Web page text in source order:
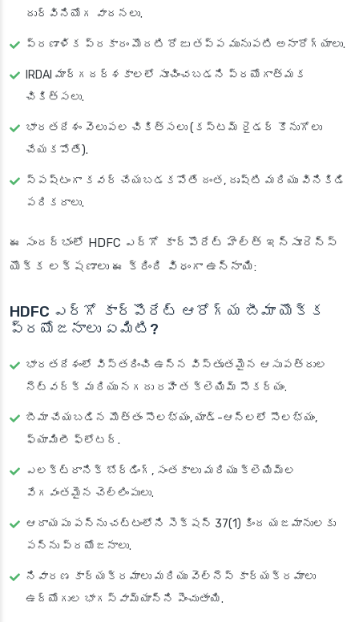
దుర్వినియోగ వాదనలు.
ప్రణాళిక ప్రకారం మొదటి రోజు తప్ప మునుపటి అనారోగ్యాలు.
IRDAI మార్గదర్శకాలలో సూచించబడని ప్రయోగాత్మక
చికిత్సలు.
భారతదేశం వెలుపల చికిత్సలు (కస్టమ్ రైడర్ కొనుగోలు
చేయకపోతే).
స్పష్టంగా కవర్ చేయబడకపోతే దంత, దృష్టి మరియు వినికిడి
పరికరాలు.
ఈ సందర్భంలో HDFC ఎర్గో కార్పొరేట్ హెల్త్ ఇన్సూరెన్స్
యొక్క లక్షణాలు ఈ క్రింది విధంగా ఉన్నాయి:
HDFC ఎర్గో కార్పొరేట్ ఆరోగ్య బీమా యొక్క
ప్రయోజనాలు ఏమిటి?
భారతదేశంలో విస్తరించి ఉన్న విస్తృతమైన ఆసుపత్రుల
నెట్‌వర్క్ మరియు నగదు రహిత క్లెయిమ్ సౌకర్యం.
బీమా చేయబడిన మొత్తం సౌలభ్యం, యాడ్-ఆన్‌లలో సౌలభ్యం,
ఫ్యామిలీ ఫ్లోటర్.
ఎలక్ట్రానిక్ బోర్డింగ్, సంతకాలు మరియు క్లెయిమ్‌ల
వేగవంతమైన చెల్లింపులు.
ఆదాయపు పన్ను చట్టంలోని సెక్షన్ 37(1) కింద యజమానులకు
పన్ను ప్రయోజనాలు.
నివారణ కార్యక్రమాలు మరియు వెల్నెస్ కార్యక్రమాలు
ఉద్యోగుల భాగస్వామ్యాన్ని పెంచుతాయి.